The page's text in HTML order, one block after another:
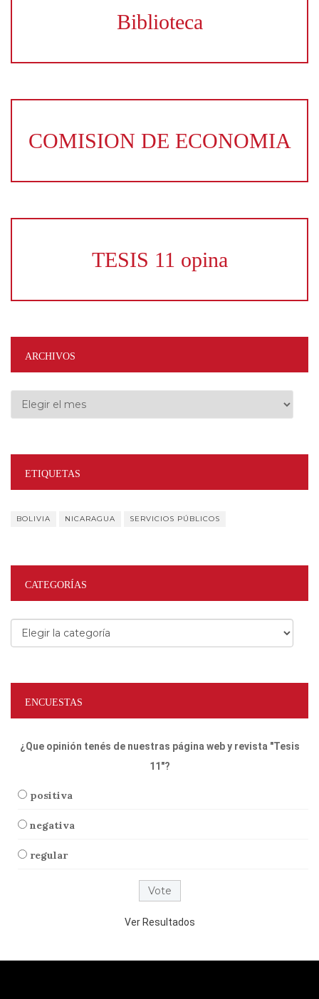
Biblioteca
COMISION DE ECONOMIA
TESIS 11 opina
ARCHIVOS
Archivos
ETIQUETAS
BOLIVIA NICARAGUA SERVICIOS PÚBLICOS
CATEGORÍAS
Categorías
ENCUESTAS
¿Que opinión tenés de nuestras página web y revista "Tesis
11"?
positiva
negativa
regular
Ver Resultados